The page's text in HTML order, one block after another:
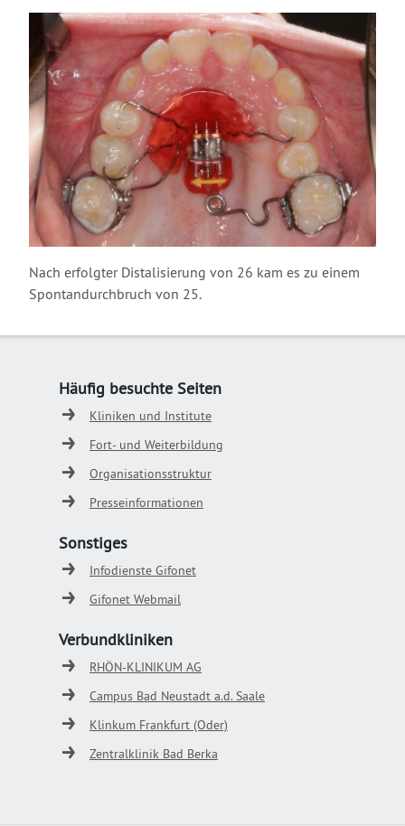
Nach erfolgter Distalisierung von 26 kam es zu einem
Spontandurchbruch von 25.
Häufig besuchte Seiten
Kliniken und Institute
Fort- und Weiterbildung
Organisationsstruktur
Presseinformationen
Sonstiges
Infodienste Gifonet
Gifonet Webmail
Verbundkliniken
RHÖN-KLINIKUM AG
Campus Bad Neustadt a.d. Saale
Klinkum Frankfurt (Oder)
Zentralklinik Bad Berka